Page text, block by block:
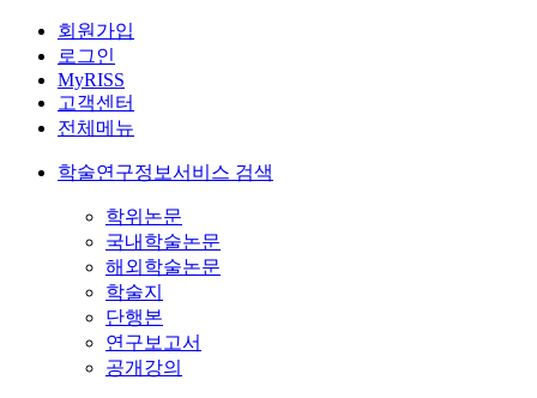
회원가입
로그인
MyRISS
고객센터
전체메뉴
학술연구정보서비스 검색
학위논문
국내학술논문
해외학술논문
학술지
단행본
연구보고서
공개강의